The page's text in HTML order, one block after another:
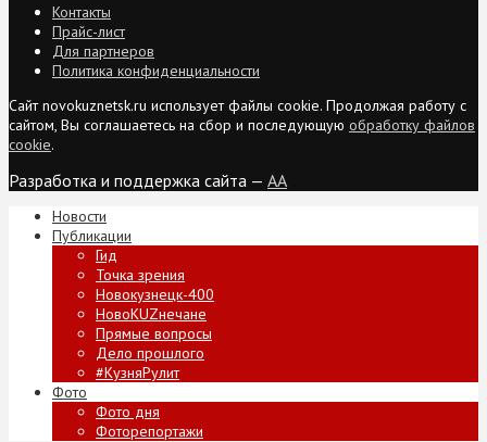
Контакты
Прайс-лист
Для партнеров
Политика конфиденциальности
Сайт novokuznetsk.ru использует файлы cookie. Продолжая работу с
сайтом, Вы соглашаетесь на сбор и последующую обработку файлов
cookie.
Разработка и поддержка сайта — AA
Новости
Публикации
Гид
Точка зрения
Новокузнецк-400
НовоKUZнечане
Прямые вопросы
Дело прошлого
#КузняРулит
Фото
Фото дня
Фоторепортажи